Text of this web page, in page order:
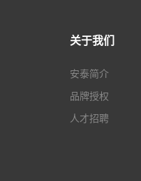
关于我们
安泰简介
品牌授权
人才招聘